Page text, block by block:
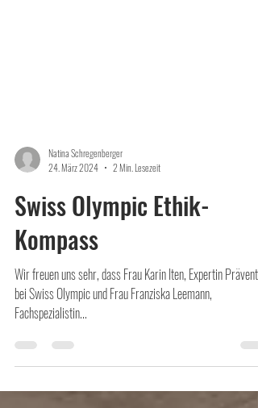
Natina Schregenberger
24. März 2024
2 Min. Lesezeit
Swiss Olympic Ethik-
Kompass
Wir freuen uns sehr, dass Frau Karin Iten, Expertin Prävention,
bei Swiss Olympic und Frau Franziska Leemann,
Fachspezialistin...